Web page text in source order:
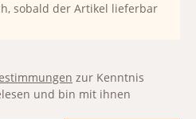
sobald der Artikel lieferbar
zur Kenntnis
und bin mit ihnen